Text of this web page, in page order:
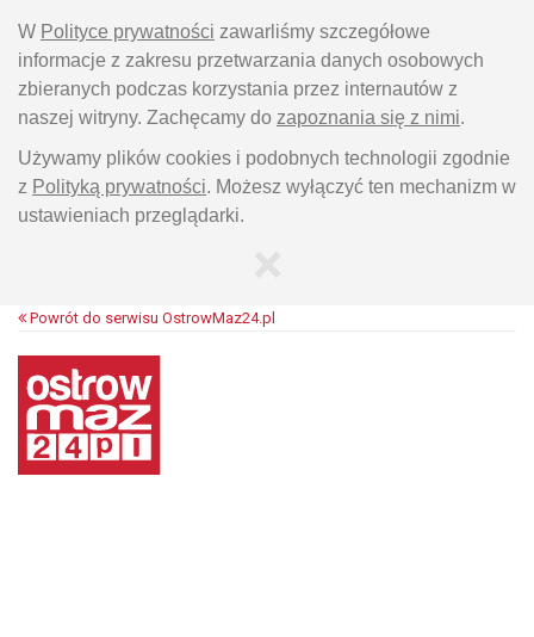
W Polityce prywatności zawarliśmy szczegółowe
informacje z zakresu przetwarzania danych osobowych
zbieranych podczas korzystania przez internautów z
naszej witryny. Zachęcamy do zapoznania się z nimi.
Używamy plików cookies i podobnych technologii zgodnie
z Polityką prywatności. Możesz wyłączyć ten mechanizm w
ustawieniach przeglądarki.
Powrót do serwisu OstrowMaz24.pl